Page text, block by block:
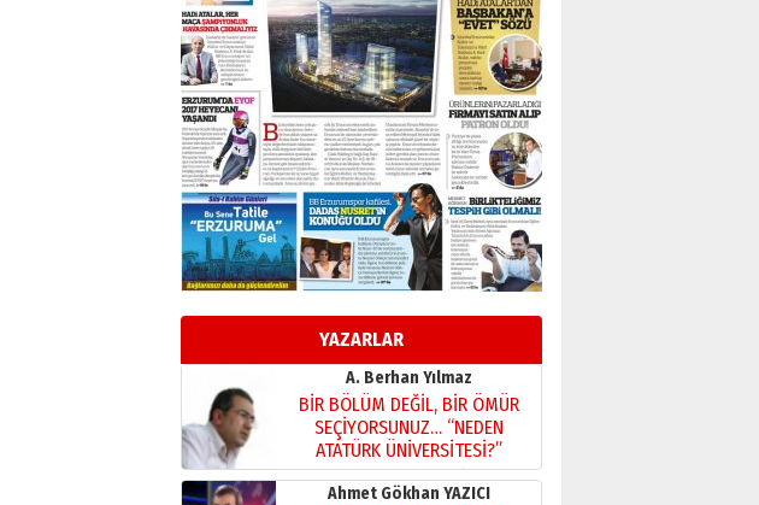
YAZARLAR
Kadir SABUNCUOĞLU
Erzurumspor’un köşe taşları
29 Haziran 2026 Pazartesi
Kenan GÜLERCİ
Murat Şahsuvaroğlu ERKON’da
çıtayı yukarı taşırken,
yönetimdekiler aşağı
çekmemeli!
17 Şubat 2026 SalıOrhan BOZKURT
Bir fotoğraf, bir şehir, bir
gazeteci… Dizginler kimin
elinde?
A. Berhan Yılmaz
BİR BÖLÜM DEĞİL, BİR ÖMÜR
SEÇİYORSUNUZ… “NEDEN
ATATÜRK ÜNİVERSİTESİ?”
28 Temmuz 2026 Salı
Ahmet Gökhan YAZICI